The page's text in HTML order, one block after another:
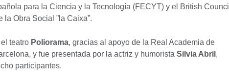
para la Ciencia y la Tecnología (FECYT) y el British Council
Obra Social ”la Caixa”.
teatro Poliorama, gracias al apoyo de la Real Academia de
y fue presentada por la actriz y humorista Silvia Abril ,
participantes.